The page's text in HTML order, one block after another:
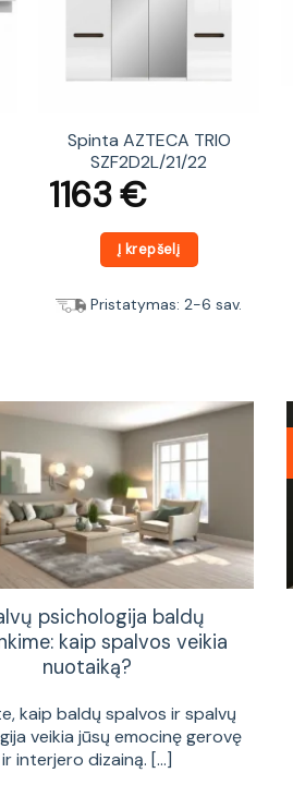
Spinta AZTECA TRIO
SZF2D2L/21/22
1163€
Į krepšelį
Pristatymas: 2-6 sav.
psichologija baldų
kaip spalvos veikia
nuotaiką?
kaip baldų spalvos ir spalvų
veikia jūsų emocinę gerovę
ir interjero dizainą. [...]